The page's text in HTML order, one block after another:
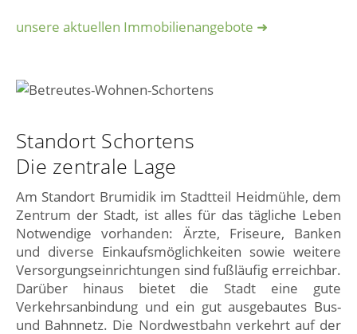
unsere aktuellen Immobilienangebote ➜
Standort Schortens
Die zentrale Lage
Am Standort Brumidik im Stadtteil Heidmühle, dem
Zentrum der Stadt, ist alles für das tägliche Leben
Notwendige vorhanden: Ärzte, Friseure, Banken
und diverse Einkaufsmöglichkeiten sowie weitere
Versorgungseinrichtungen sind fußläufig erreichbar.
Darüber hinaus bietet die Stadt eine gute
Verkehrsanbindung und ein gut ausgebautes Bus-
und Bahnnetz. Die Nordwestbahn verkehrt auf der